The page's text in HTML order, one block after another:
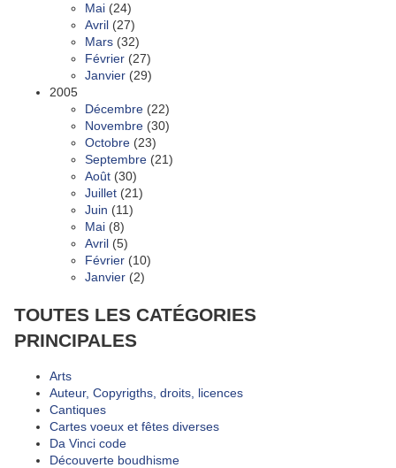
Mai (24)
Avril (27)
Mars (32)
Février (27)
Janvier (29)
2005
Décembre (22)
Novembre (30)
Octobre (23)
Septembre (21)
Août (30)
Juillet (21)
Juin (11)
Mai (8)
Avril (5)
Février (10)
Janvier (2)
TOUTES LES CATÉGORIES
PRINCIPALES
Arts
Auteur, Copyrigths, droits, licences
Cantiques
Cartes voeux et fêtes diverses
Da Vinci code
Découverte boudhisme